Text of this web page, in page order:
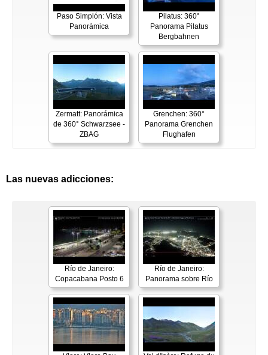
Paso Simplón: Vista
Panorámica
Pilatus: 360°
Panorama Pilatus
Bergbahnen
Zermatt: Panorámica
de 360° Schwarzsee -
ZBAG
Grenchen: 360°
Panorama Grenchen
Flughafen
Las nuevas adicciones:
Río de Janeiro:
Copacabana Posto 6
Río de Janeiro:
Panorama sobre Río